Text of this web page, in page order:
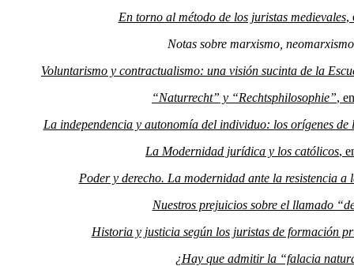
En torno al método de los juristas medievales,
Notas sobre marxismo,
Voluntarismo y contractualismo: una visión sucinta de la
“Naturrecht” y “Rechtsphilosophie”,
La independencia y autonomía del individuo: los orígenes
La Modernidad jurídica y los católicos,
Poder y derecho. La modernidad ante la resistencia a
Nuestros prejuicios sobre el llamado
Historia y justicia según los juristas de formación
¿Hay que admitir la “falacia